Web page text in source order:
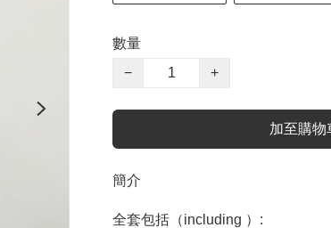
數量
−
+
加至購物
簡介
全套包括（including ）: